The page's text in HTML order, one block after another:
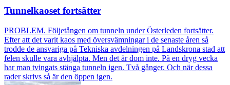
Tunnelkaoset fortsätter
PROBLEM. Följetången om tunneln under Österleden fortsätter.
Efter att det varit kaos med översvämningar i de senaste åren så
trodde de ansvariga på Tekniska avdelningen på Landskrona stad att
felen skulle vara avhjälpta. Men det är dom inte. På en dryg vecka
har man tvingats stänga tunneln igen. Två gånger. Och när dessa
rader skrivs så är den öppen igen.